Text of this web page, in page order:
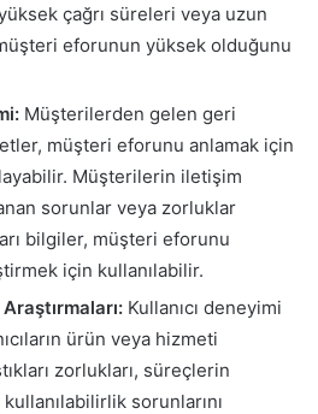
çağrı süreleri veya uzun
eforunun yüksek olduğunu
Müşterilerden gelen geri
müşteri eforunu anlamak için
Müşterilerin iletişim
sorunlar veya zorluklar
bilgiler, müşteri eforunu
için kullanılabilir.
Kullanıcı deneyimi
ürün veya hizmeti
zorlukları, süreçlerin
kullanılabilirlik sorunlarını